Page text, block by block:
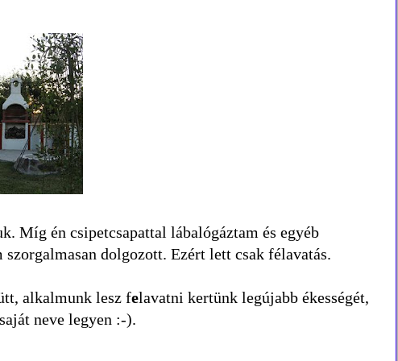
Míg én csipetcsapattal lábalógáztam és egyéb
dolgozott. Ezért lett csak félavatás.
alkalmunk lesz felavatni kertünk legújabb ékességét,
neve legyen :-).